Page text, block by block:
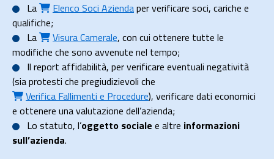
La
Elenco Soci Aziendaper verificare soci, cariche e
qualifiche;
La
Visura Camerale, con cui ottenere tutte le
modifiche che sono avvenute nel tempo;
Il report affidabilità, per verificare eventuali negatività
(sia protesti che pregiudizievoli che
Verifica Fallimenti e Procedure), verificare dati economici
e ottenere una valutazione dell’azienda;
Lo statuto, l’oggetto sociale e altre informazioni
sull’azienda.